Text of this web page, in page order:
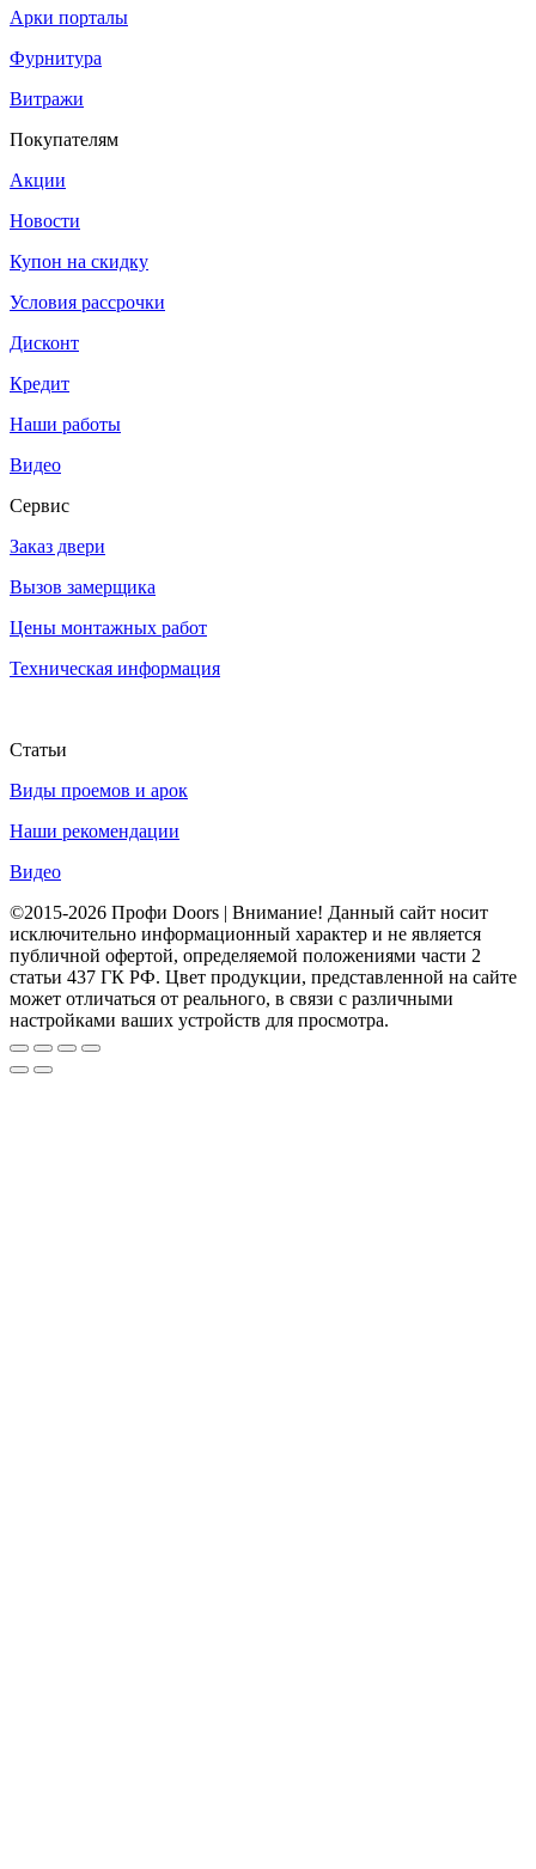
Арки порталы
Фурнитура
Витражи
Покупателям
Акции
Новости
Купон на скидку
Условия рассрочки
Дисконт
Кредит
Наши работы
Видео
Сервис
Заказ двери
Вызов замерщика
Цены монтажных работ
Техническая информация
Статьи
Виды проемов и арок
Наши рекомендации
Видео
©2015-2026 Профи Doors | Внимание! Данный сайт носит
исключительно информационный характер и не является
публичной офертой, определяемой положениями части 2
статьи 437 ГК РФ. Цвет продукции, представленной на сайте
может отличаться от реального, в связи с различными
настройками ваших устройств для просмотра.